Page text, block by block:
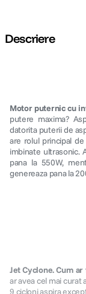
Descriere
Motor puternic cu
putere maxima?
datorita puterii de
are rolul principal
imbinate ultrasonic.
pana la 550W,
genereaza pana la
Jet Cyclone. Cum
ar avea cel mai curat
9 cicloni aspira